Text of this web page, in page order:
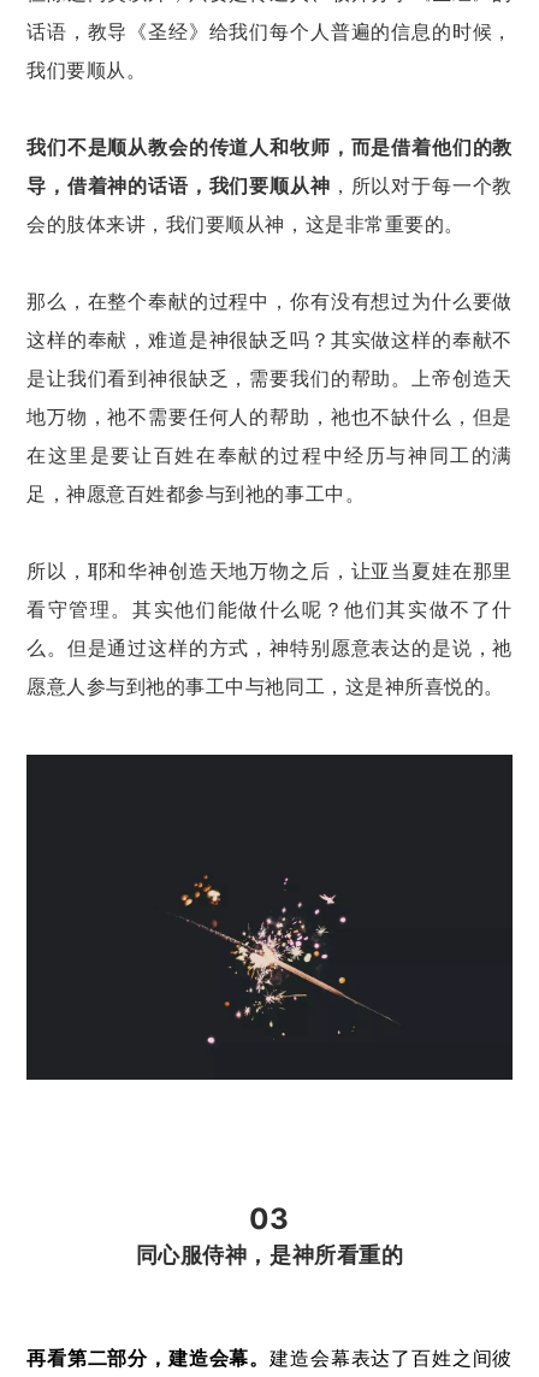
话语，教导《圣经》给我们每个人普遍的信息的时候，
我们要顺从。
我们不是顺从教会的传道人和牧师，而是借着他们的教
导，借着神的话语，我们要顺从神 ，所以对于每一个教
会的肢体来讲，我们要顺从神，这是非常重要的。
那么，在整个奉献的过程中，你有没有想过为什么要做
这样的奉献，难道是神很缺乏吗？其实做这样的奉献不
是让我们看到神很缺乏，需要我们的帮助。上帝创造天
地万物，祂不需要任何人的帮助，祂也不缺什么，但是
在这里是要让百姓在奉献的过程中经历与神同工的满
足，神愿意百姓都参与到祂的事工中。
所以，耶和华神创造天地万物之后，让亚当夏娃在那里
看守管理。其实他们能做什么呢？他们其实做不了什
么。但是通过这样的方式，神特别愿意表达的是说，祂
愿意人参与到祂的事工中与祂同工，这是神所喜悦的。
03
同心服侍神，是神所看重的
再看第二部分，建造会幕。建造会幕表达了百姓之间彼